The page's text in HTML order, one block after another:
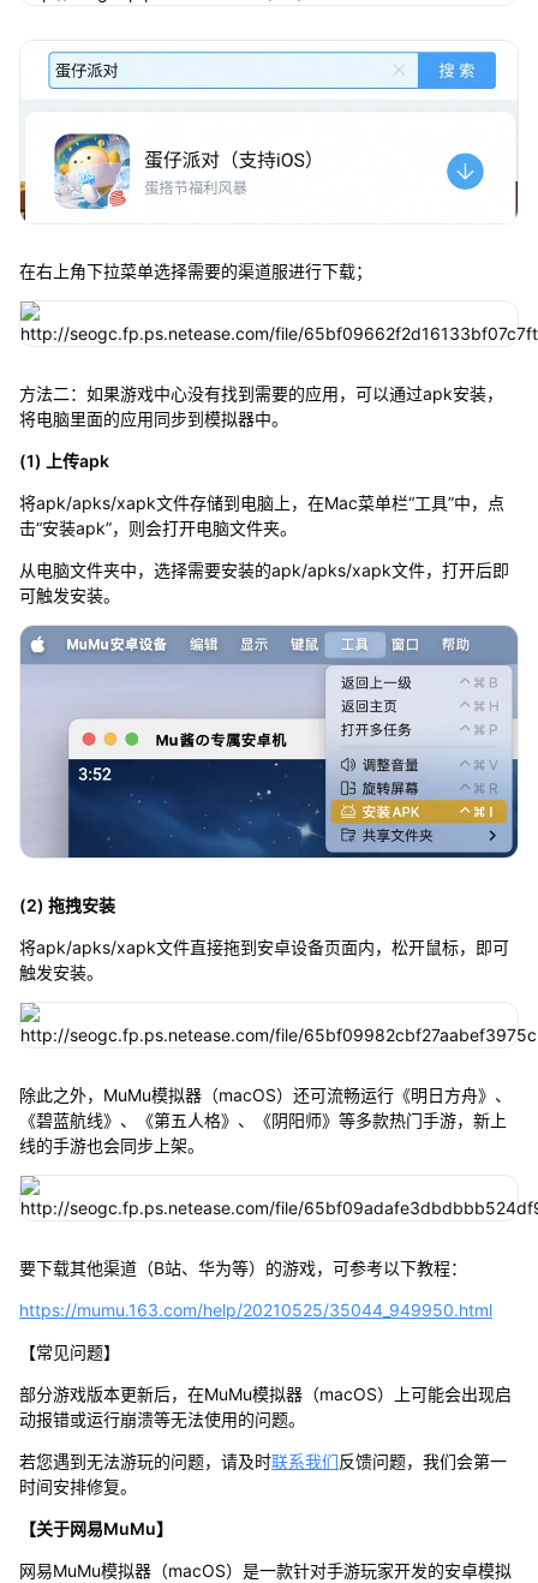
在右上角下拉菜单选择需要的渠道服进行下载；
方法二：如果游戏中心没有找到需要的应用，可以通过apk安装，
将电脑里面的应用同步到模拟器中。
(1) 上传apk
将apk/apks/xapk文件存储到电脑上，在Mac菜单栏“工具”中，点
击“安装apk”，则会打开电脑文件夹。
从电脑文件夹中，选择需要安装的apk/apks/xapk文件，打开后即
可触发安装。
(2) 拖拽安装
将apk/apks/xapk文件直接拖到安卓设备页面内，松开鼠标，即可
触发安装。
除此之外，MuMu模拟器（macOS）还可流畅运行《明日方舟》、
《碧蓝航线》、《第五人格》、《阴阳师》等多款热门手游，新上
线的手游也会同步上架。
要下载其他渠道（B站、华为等）的游戏，可参考以下教程：
https://mumu.163.com/help/20210525/35044_949950.html
【常见问题】
部分游戏版本更新后，在MuMu模拟器（macOS）上可能会出现启
动报错或运行崩溃等无法使用的问题。
若您遇到无法游玩的问题，请及时联系我们反馈问题，我们会第一
时间安排修复。
【关于网易MuMu】
网易MuMu模拟器（macOS）是一款针对手游玩家开发的安卓模拟